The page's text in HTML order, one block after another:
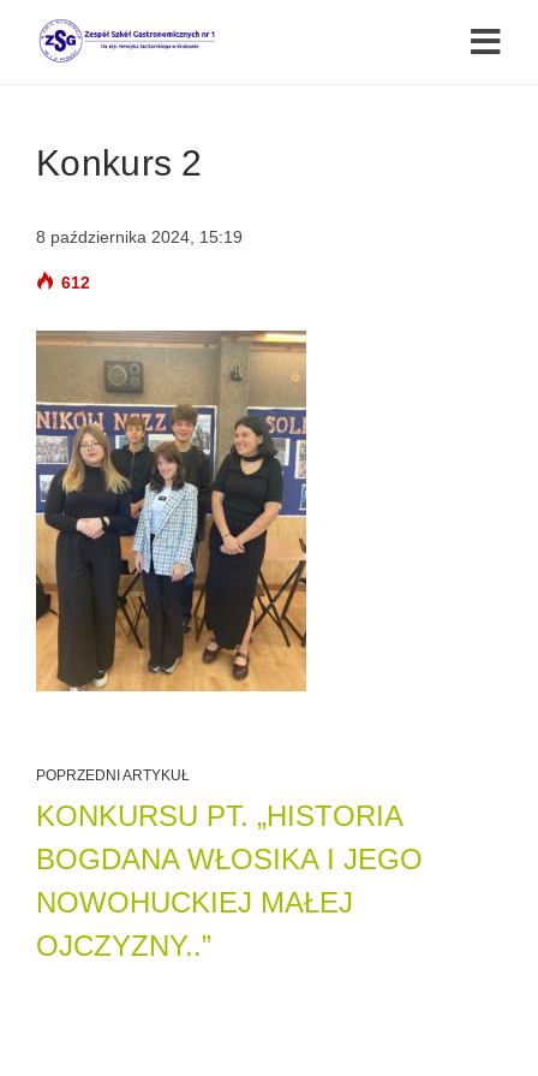
Konkurs 2
8 października 2024, 15:19
612
POPRZEDNI ARTYKUŁ
KONKURSU PT. „HISTORIA
BOGDANA WŁOSIKA I JEGO
NOWOHUCKIEJ MAŁEJ
OJCZYZNY..”